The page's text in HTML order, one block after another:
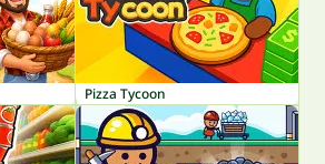
Pizza Tycoon